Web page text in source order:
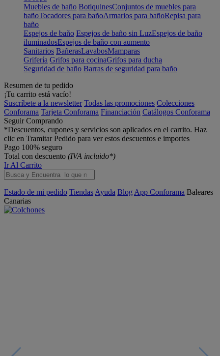
Muebles de baño BotiquinesConjuntos de muebles para
bañoTocadores para bañoArmarios para bañoRepisa para
baño
Espejos de baño Espejos de baño sin LuzEspejos de baño
iluminadosEspejos de baño con aumento
Sanitarios BañerasLavabosMamparas
Grifería Grifos para cocinaGrifos para ducha
Seguridad de baño Barras de seguridad para baño
Resumen de tu pedido
¡Tu carrito está vacío!
Suscríbete a la newsletter Todas las promociones Colecciones
Conforama Tarjeta Conforama Financiación Catálogos Conforama
Seguir Comprando
*Descuentos, cupones y servicios son aplicados en el carrito. Haz
clic en Tramitar Pedido para ver estos descuentos e importes
Pago 100% seguro
Total con descuento (IVA incluido*)
Ir Al Carrito
Estado de mi pedido Tiendas Ayuda Blog App Conforama Baleares
Canarias